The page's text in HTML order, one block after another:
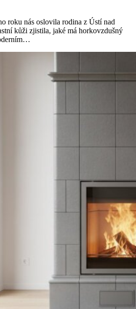
roku nás oslovila rodina z Ústí nad
kůži zjistila, jaké má horkovzdušný